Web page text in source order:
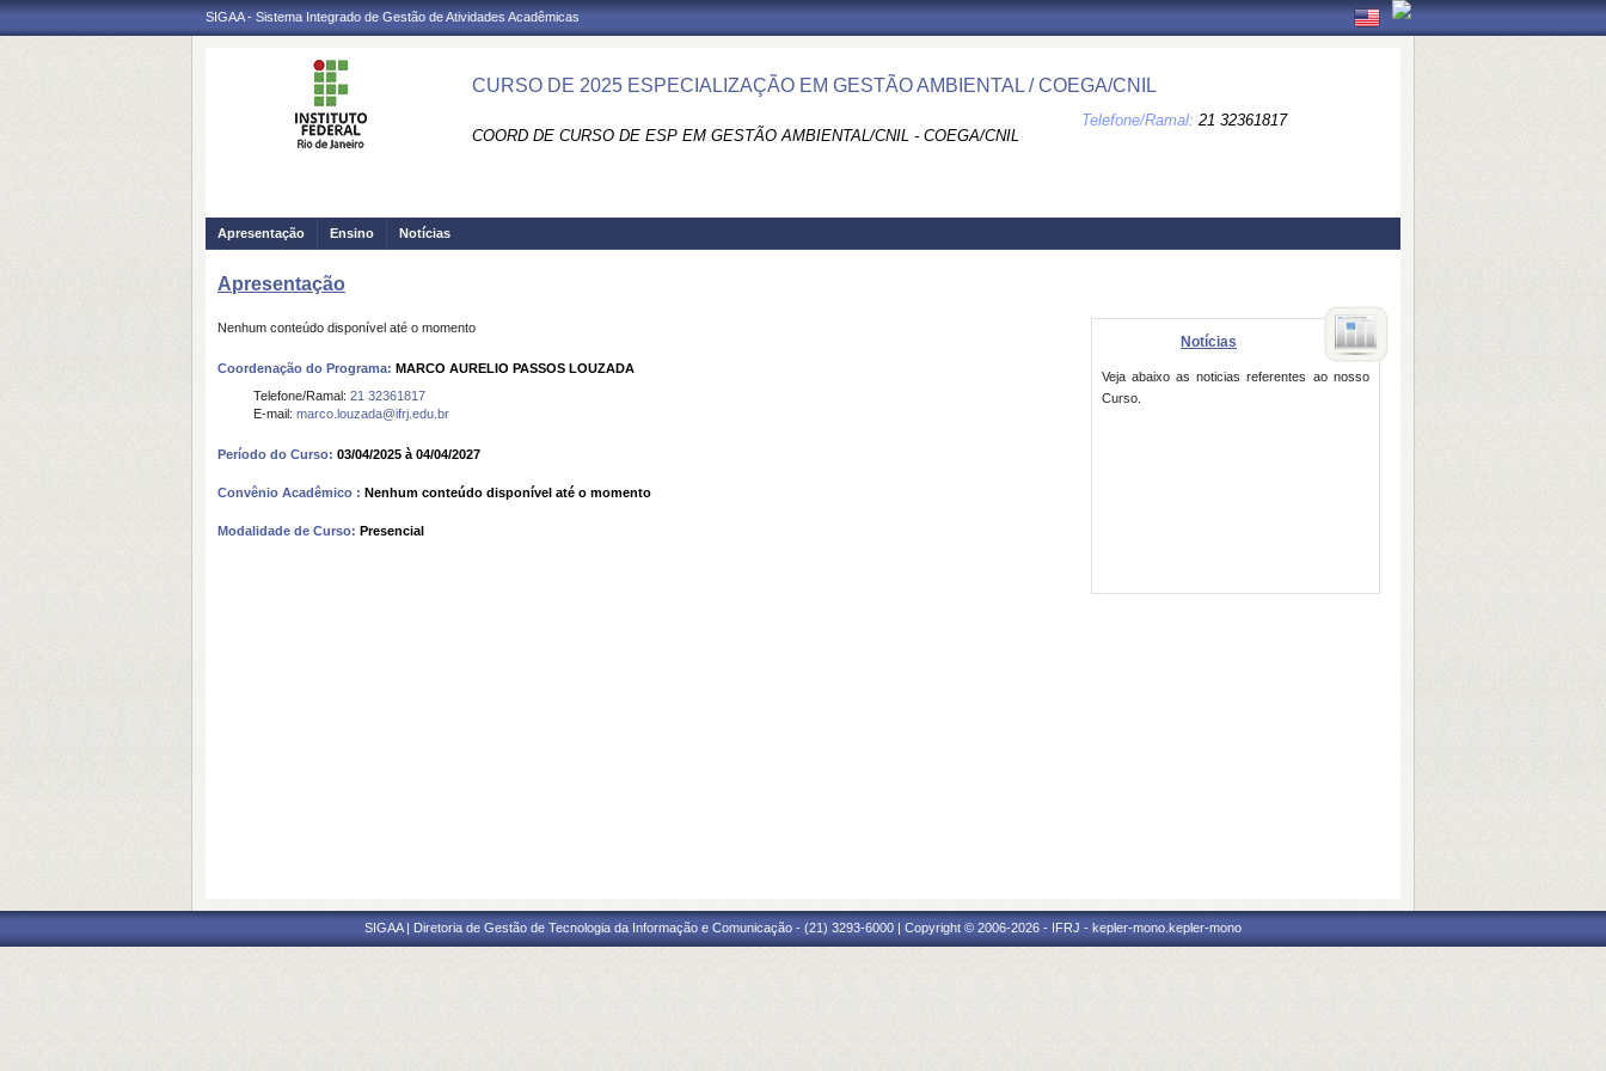
SIGAA - Sistema Integrado de Gestão de Atividades Acadêmicas
CURSO DE 2025 ESPECIALIZAÇÃO EM GESTÃO AMBIENTAL / COEGA/CNIL
COORD DE CURSO DE ESP EM GESTÃO AMBIENTAL/CNIL - COEGA/CNIL
Telefone/Ramal: 21 32361817
Apresentação Ensino Notícias
Apresentação
Nenhum conteúdo disponível até o momento
Coordenação do Programa: MARCO AURELIO PASSOS LOUZADA
Telefone/Ramal: 21 32361817
E-mail: marco.louzada@ifrj.edu.br
Período do Curso: 03/04/2025 à 04/04/2027
Convênio Acadêmico : Nenhum conteúdo disponível até o momento
Modalidade de Curso: Presencial
Notícias
Veja abaixo as noticias referentes ao nosso
Curso.
SIGAA | Diretoria de Gestão de Tecnologia da Informação e Comunicação - (21) 3293-6000 | Copyright © 2006-2026 - IFRJ - kepler-mono.kepler-mono